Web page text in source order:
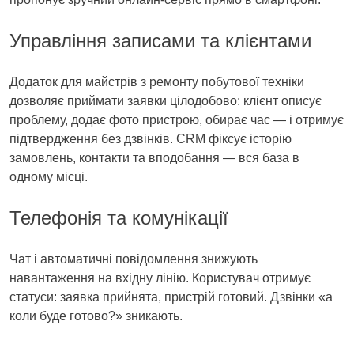
Управління записами та клієнтами
Додаток для майстрів з ремонту побутової техніки
дозволяє приймати заявки цілодобово: клієнт описує
проблему, додає фото пристрою, обирає час — і отримує
підтвердження без дзвінків. CRM фіксує історію
замовлень, контакти та вподобання — вся база в
одному місці.
Телефонія та комунікації
Чат і автоматичні повідомлення знижують
навантаження на вхідну лінію. Користувач отримує
статуси: заявка прийнята, пристрій готовий. Дзвінки «а
коли буде готово?» зникають.